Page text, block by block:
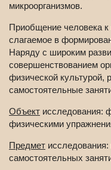
микроорганизмов.
Приобщение человека к
слагаемое в
Наряду с широким
совершенствованием
физической
самостоятельные
Объект исследования:
физическими
Предмет
самостоятельных